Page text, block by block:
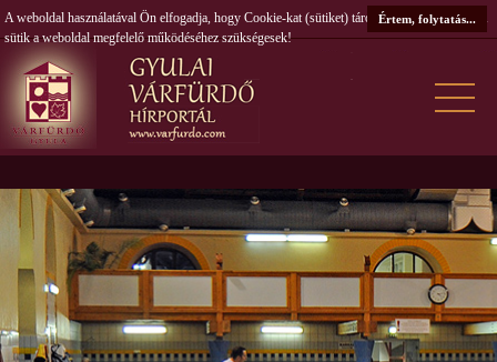
A weboldal használatával Ön elfogadja, hogy Cookie-kat (sütiket) tároljunk számítógépén. A
sütik a weboldal megfelelő működéséhez szükségesek!
Értem, folytatás...